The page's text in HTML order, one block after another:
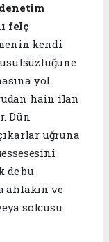
denetim
felç
kendi
yol
hain ilan
Dün
uğruna
de bu
ahlakın ve
solcusu